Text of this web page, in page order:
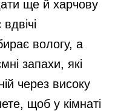
ще й харчову
вологу, а
запахи, які
через високу
щоб у кімнаті